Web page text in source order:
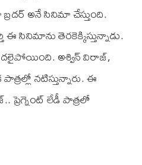
అనే సినిమా చేస్తుంది.
ఈ సినిమాను తెరకెక్కిస్తున్నాడు.
అశ్విన్ విరాజ్,
నటిస్తున్నారు. ఈ
లేడీ పాత్రలో